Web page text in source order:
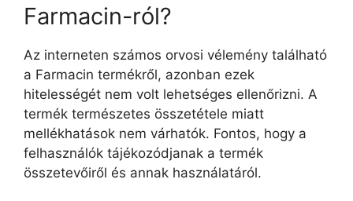
Farmacin-ról?
Az interneten számos orvosi vélemény található
a Farmacin termékről, azonban ezek
hitelességét nem volt lehetséges ellenőrizni. A
termék természetes összetétele miatt
mellékhatások nem várhatók. Fontos, hogy a
felhasználók tájékozódjanak a termék
összetevőiről és annak használatáról.